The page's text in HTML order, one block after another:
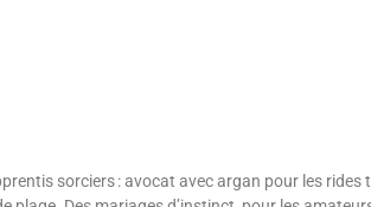
sorciers : avocat avec argan pour les rides